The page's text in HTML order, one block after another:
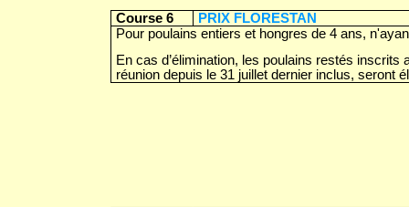
Course 6
PRIX FLORESTAN
Pour poulains entiers et hongres de 4 ans,
En cas d’élimination, les poulains restés inscrits
réunion depuis le 31 juillet dernier inclus, seront